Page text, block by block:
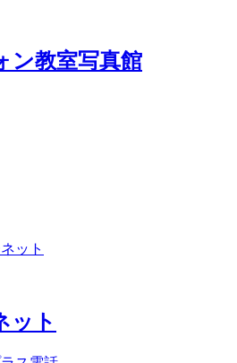
ン教室写真館
ット